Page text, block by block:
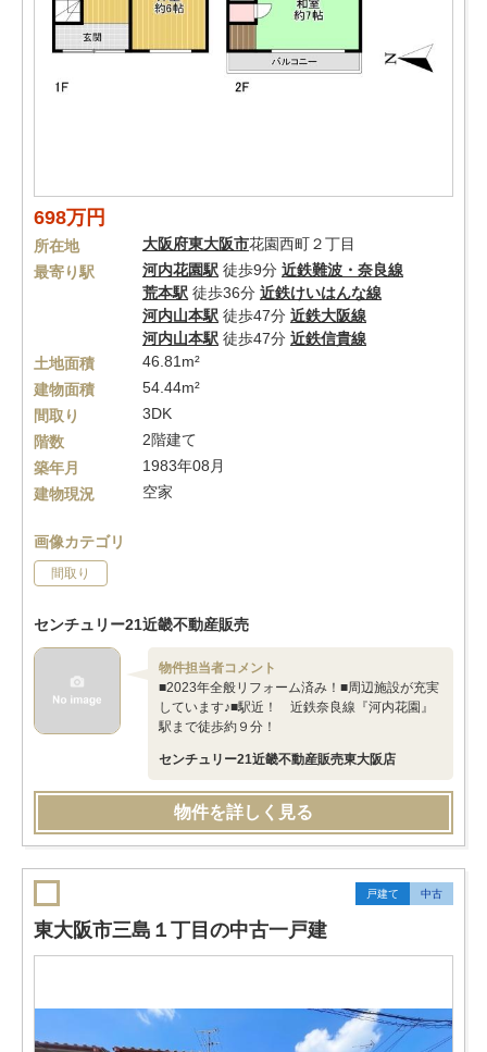
698万円
所在地 大阪府東大阪市花園西町２丁目
最寄り駅
河内花園駅 徒歩9分 近鉄難波・奈良線
荒本駅 徒歩36分 近鉄けいはんな線
河内山本駅 徒歩47分 近鉄大阪線
河内山本駅 徒歩47分 近鉄信貴線
土地面積
46.81m²
建物面積
54.44m²
間取り
3DK
階数
2階建て
築年月
1983年08月
建物現況
空家
画像カテゴリ
間取り
センチュリー21近畿不動産販売
物件担当者コメント
■2023年全般リフォーム済み！■周辺施設が充実
しています♪■駅近！ 近鉄奈良線『河内花園』
駅まで徒歩約９分！
センチュリー21近畿不動産販売東大阪店
物件を詳しく見る
戸建て 中古
東大阪市三島１丁目の中古一戸建